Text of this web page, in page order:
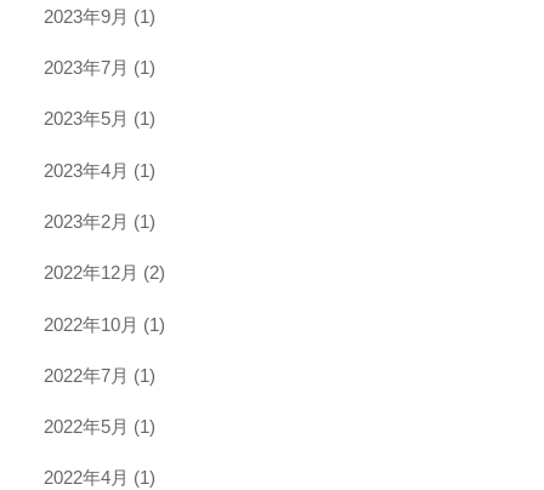
2023年9月 (1)
2023年7月 (1)
2023年5月 (1)
2023年4月 (1)
2023年2月 (1)
2022年12月 (2)
2022年10月 (1)
2022年7月 (1)
2022年5月 (1)
2022年4月 (1)